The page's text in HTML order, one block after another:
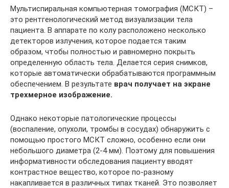
Мультиспиральная компьютерная томография (МСКТ) –
это рентгенологический метод визуализации тела
пациента. В аппарате по колу расположено несколько
детекторов излучения, которое подается таким
образом, чтобы полностью и равномерно покрыть
определенную область тела. Делается серия снимков,
которые автоматически обрабатываются программным
обеспечением. В результате врач получает на экране
трехмерное изображение.
Однако некоторые патологические процессы
(воспаление, опухоли, тромбы в сосудах) обнаружить с
помощью простого МСКТ сложно, особенно если они
небольшого диаметра (2-4 мм). Поэтому для повышения
информативности обследования пациенту вводят
контрастное вещество, которое по-разному
накапливается в различных типах тканей. Это позволяет